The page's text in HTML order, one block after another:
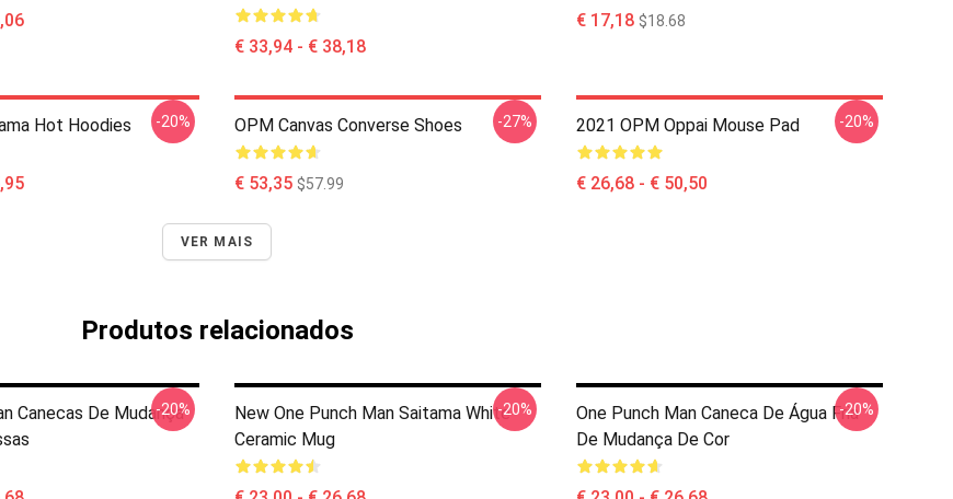
€ 33,94 - € 38,18
€ 17,18 $18.68
Hot Hoodies -20% OPM Canvas Converse Shoes
€ 53,35 $57.99
-27% 2021 OPM Oppai Mouse Pad
€ 26,68 - € 50,50
-20%
VER MAIS
Produtos relacionados
Canecas De Mudança
-20%
New One Punch Man Saitama White
Ceramic Mug
-20%
One Punch Man Caneca De Água Fria
De Mudança De Cor
-20%